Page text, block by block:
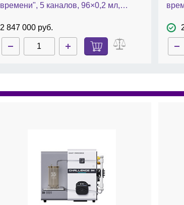
времени", 5 каналов, 96×0,2 мл,
2 847 000 руб.